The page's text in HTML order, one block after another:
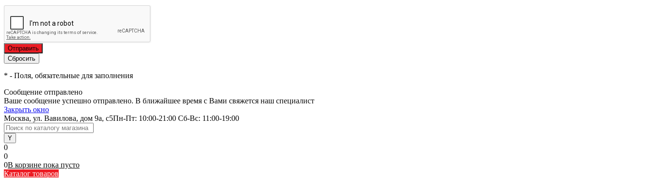
* - Поля, обязательные для заполнения
Сообщение отправлено
Ваше сообщение успешно отправлено. В ближайшее время с Вами свяжется наш специалист
Закрыть окно
Москва, ул. Вавилова, дом 9а, с5Пн-Пт: 10:00-21:00 Сб-Вс: 11:00-19:00
0
0
0В корзине пока пусто
Каталог товаров